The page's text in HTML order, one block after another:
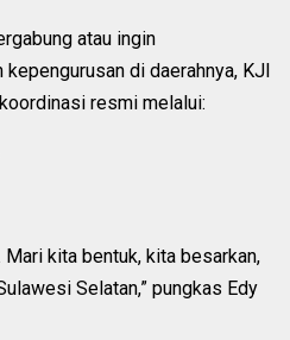
atau ingin
di daerahnya, KJI
resmi melalui:
Mari kita bentuk, kita besarkan,
Selatan,” pungkas Edy